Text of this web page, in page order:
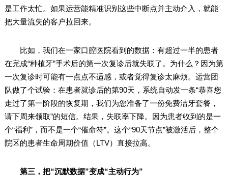
是工作太忙。如果运营能精准识别这些中断点并主动介入，就能
把大量流失的客户拉回来。
比如，我们在一家口腔医院看到的数据：有超过一半的患者
在完成“种植牙”手术后的第一次复诊后就失联了。为什么？因为第
一次复诊时可能有一点点不适感，或者觉得复诊太麻烦。运营团
队做了个试验：在患者就诊后的第90天，系统自动发一条“恭喜您
走过了第一阶段的恢复期，我们为您准备了一份免费洁牙套餐，
请下周来领取”的短信。结果，失联率下降。因为患者收到的是一
个“福利”，而不是一个“催命符”。这个“90天节点”被激活后，整个
院区的患者生命周期价值（LTV）直接拉高。
第三，把“沉默数据”变成“主动行为”